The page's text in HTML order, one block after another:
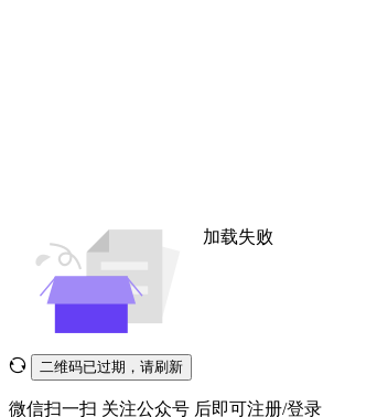
加载失败
二维码已过期，请刷新
微信扫一扫 关注公众号 后即可注册/登录